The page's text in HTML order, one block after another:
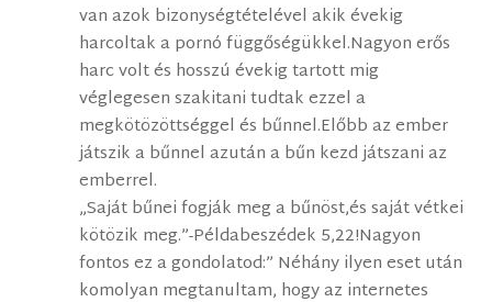
van azok bizonységtételével akik évekig
harcoltak a pornó függőségükkel.Nagyon erős
harc volt és hosszú évekig tartott mig
véglegesen szakitani tudtak ezzel a
megkötözöttséggel és bűnnel.Előbb az ember
játszik a bűnnel azután a bűn kezd játszani az
emberrel.
„Saját bűnei fogják meg a bűnöst,és saját vétkei
kötözik meg.”-Példabeszédek 5,22!Nagyon
fontos ez a gondolatod:” Néhány ilyen eset után
komolyan megtanultam, hogy az internetes